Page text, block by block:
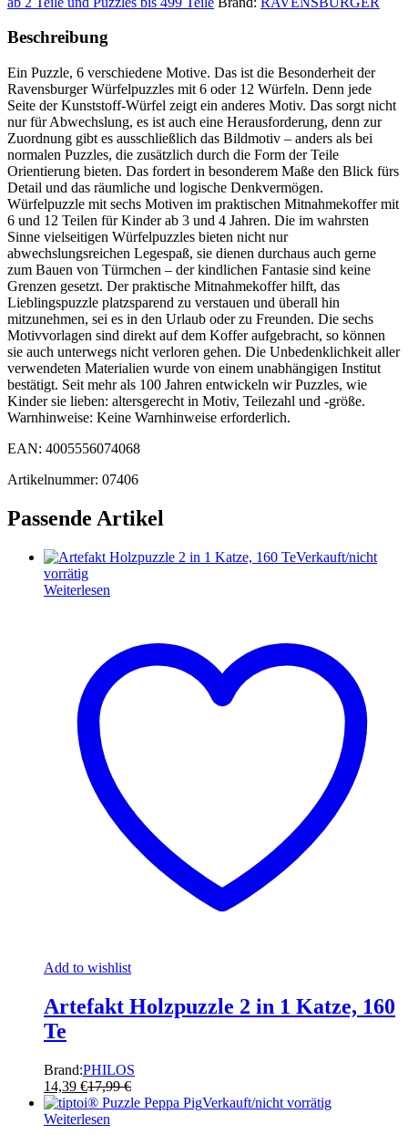
Beschreibung
Ein Puzzle, 6 verschiedene Motive. Das ist die Besonderheit der
Ravensburger Würfelpuzzles mit 6 oder 12 Würfeln. Denn jede
Seite der Kunststoff-Würfel zeigt ein anderes Motiv. Das sorgt nicht
nur für Abwechslung, es ist auch eine Herausforderung, denn zur
Zuordnung gibt es ausschließlich das Bildmotiv – anders als bei
normalen Puzzles, die zusätzlich durch die Form der Teile
Orientierung bieten. Das fordert in besonderem Maße den Blick fürs
Detail und das räumliche und logische Denkvermögen.
Würfelpuzzle mit sechs Motiven im praktischen Mitnahmekoffer mit
6 und 12 Teilen für Kinder ab 3 und 4 Jahren. Die im wahrsten
Sinne vielseitigen Würfelpuzzles bieten nicht nur
abwechslungsreichen Legespaß, sie dienen durchaus auch gerne
zum Bauen von Türmchen – der kindlichen Fantasie sind keine
Grenzen gesetzt. Der praktische Mitnahmekoffer hilft, das
Lieblingspuzzle platzsparend zu verstauen und überall hin
mitzunehmen, sei es in den Urlaub oder zu Freunden. Die sechs
Motivvorlagen sind direkt auf dem Koffer aufgebracht, so können
sie auch unterwegs nicht verloren gehen. Die Unbedenklichkeit aller
verwendeten Materialien wurde von einem unabhängigen Institut
bestätigt. Seit mehr als 100 Jahren entwickeln wir Puzzles, wie
Kinder sie lieben: altersgerecht in Motiv, Teilezahl und -größe.
Warnhinweise: Keine Warnhinweise erforderlich.
EAN: 4005556074068
Artikelnummer: 07406
Passende Artikel
Verkauft/nicht
vorrätig
Weiterlesen
Add to wishlist
Artefakt Holzpuzzle 2 in 1 Katze, 160
Te
Brand:PHILOS
14,39 €17,99€
Verkauft/nicht vorrätig
Weiterlesen